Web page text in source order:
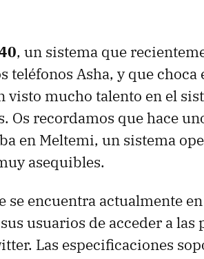
, un sistema que
teléfonos Asha, y que
visto mucho talento en el
Os recordamos que hace
en Meltemi, un sistema
asequibles.
se encuentra actualmente
usuarios de acceder a
Las especificaciones